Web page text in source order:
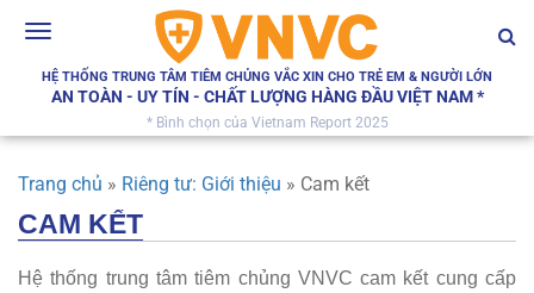
Toggle
HỆ THỐNG TRUNG TÂM TIÊM CHỦNG VẮC XIN CHO TRẺ EM & NGƯỜI LỚN
AN TOÀN - UY TÍN - CHẤT LƯỢNG HÀNG ĐẦU VIỆT NAM *
* Bình chọn của Vietnam Report 2025
Trang chủ » Riêng tư: Giới thiệu » Cam kết
CAM KẾT
Hệ thống trung tâm tiêm chủng VNVC cam kết cung cấp